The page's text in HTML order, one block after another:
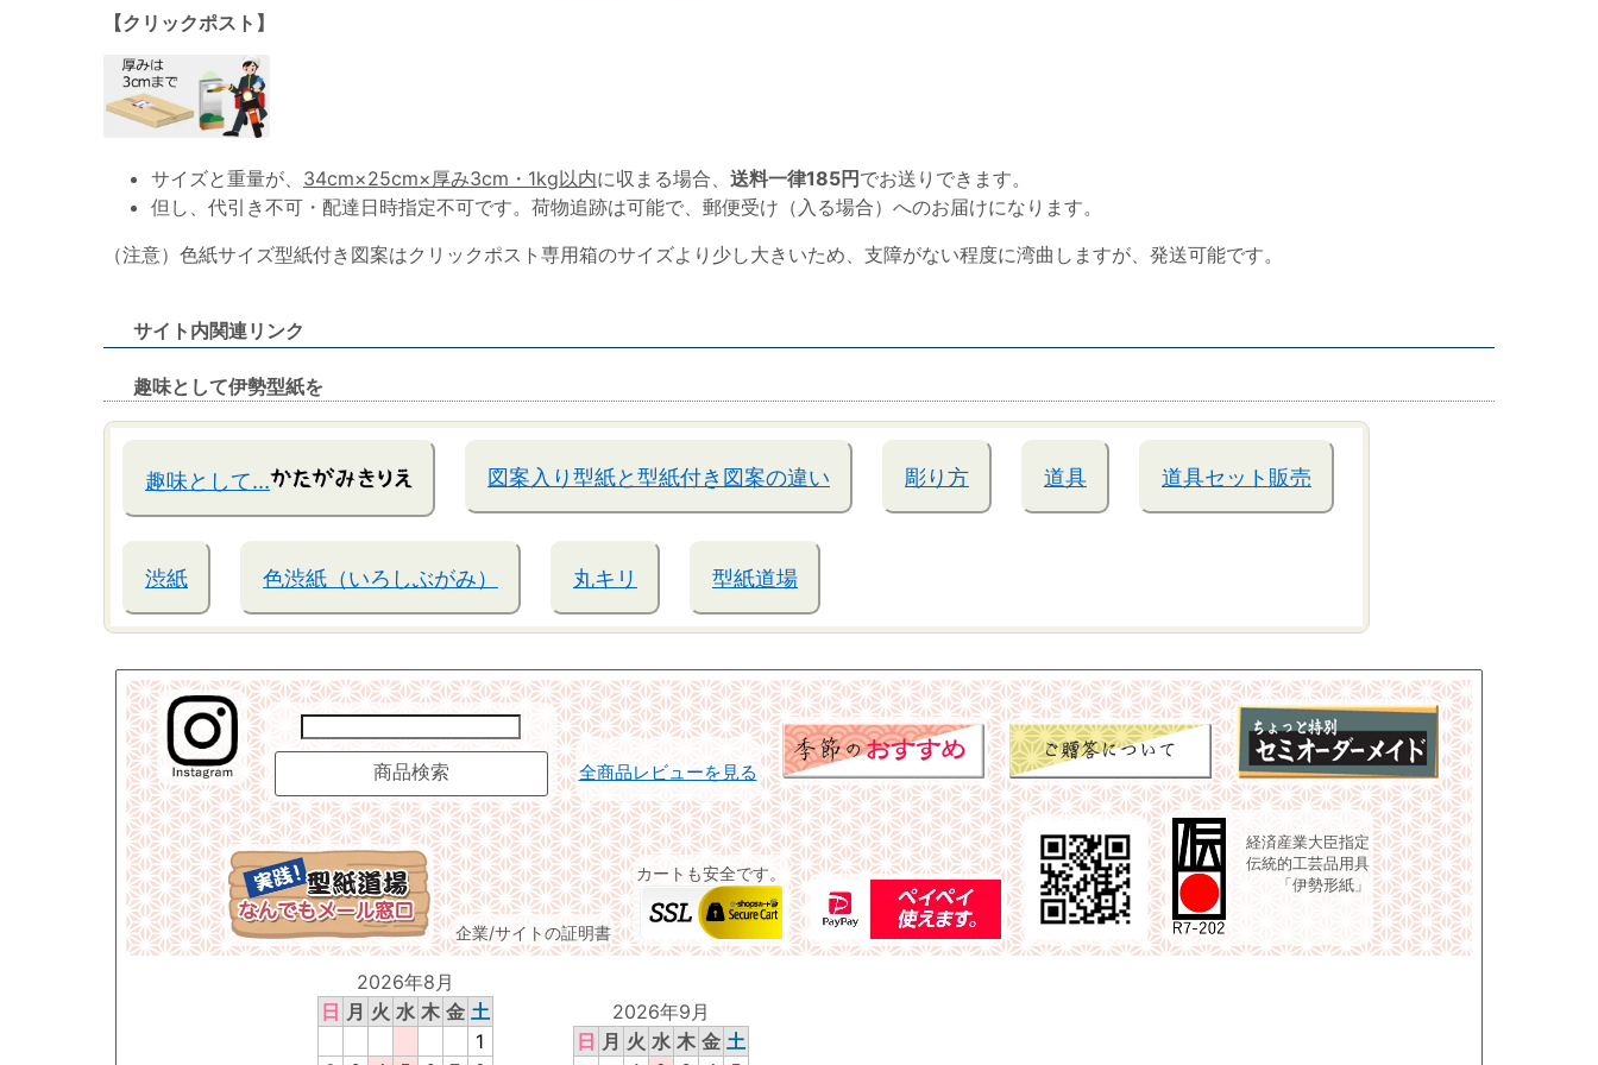
【クリックポスト】
サイズと重量が、 34cm×25cm×厚み3cm・1kg以内に収まる場合、 送料一律185円 でお送りできます。
但し、代引き不可・配達日時指定不可です。荷物追跡は可能で、郵便受け（入る場合）へのお届けになります。
（注意）色紙サイズ型紙付き図案はクリックポスト専用箱のサイズより少し大きいため、支障がない程度に湾曲しますが、発送可能です。
サイト内関連リンク
趣味として伊勢型紙を
趣味として… 図案入り型紙と型紙付き図案の違い 彫り方 道具 道具セット販売
渋紙 色渋紙（いろしぶがみ） 丸キリ 型紙道場
全商品レビューを見る
企業/サイトの証明書
カートも安全です。
経済産業大臣指定
伝統的工芸品用具
「伊勢形紙」
2026年8月
日 月 火 水 木 金 土
1
2026年9月
日 月 火 水 木 金 土